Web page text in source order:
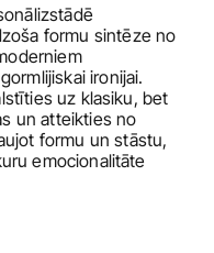
formu sintēze no
ironijai.
uz klasiku, bet
un atteikties no
formu un stāstu,
emocionalitāte